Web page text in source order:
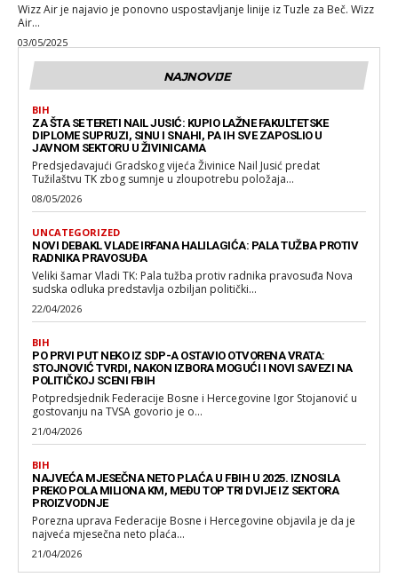
Wizz Air je najavio je ponovno uspostavljanje linije iz Tuzle za Beč. Wizz
Air...
03/05/2025
NAJNOVIJE
BIH
ZA ŠTA SE TERETI NAIL JUSIĆ: KUPIO LAŽNE FAKULTETSKE
DIPLOME SUPRUZI, SINU I SNAHI, PA IH SVE ZAPOSLIO U
JAVNOM SEKTORU U ŽIVINICAMA
Predsjedavajući Gradskog vijeća Živinice Nail Jusić predat
Tužilaštvu TK zbog sumnje u zloupotrebu položaja...
08/05/2026
UNCATEGORIZED
NOVI DEBAKL VLADE IRFANA HALILAGIĆA: PALA TUŽBA PROTIV
RADNIKA PRAVOSUĐA
Veliki šamar Vladi TK: Pala tužba protiv radnika pravosuđa Nova
sudska odluka predstavlja ozbiljan politički...
22/04/2026
BIH
PO PRVI PUT NEKO IZ SDP-A OSTAVIO OTVORENA VRATA:
STOJNOVIĆ TVRDI, NAKON IZBORA MOGUĆI I NOVI SAVEZI NA
POLITIČKOJ SCENI FBIH
Potpredsjednik Federacije Bosne i Hercegovine Igor Stojanović u
gostovanju na TVSA govorio je o...
21/04/2026
BIH
NAJVEĆA MJESEČNA NETO PLAĆA U FBIH U 2025. IZNOSILA
PREKO POLA MILIONA KM, MEĐU TOP TRI DVIJE IZ SEKTORA
PROIZVODNJE
Porezna uprava Federacije Bosne i Hercegovine objavila je da je
najveća mjesečna neto plaća...
21/04/2026